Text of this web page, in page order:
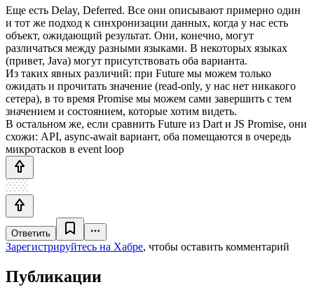
Еще есть Delay, Deferred. Все они описывают примерно один
и тот же подход к синхронизации данных, когда у нас есть
объект, ожидающий результат. Они, конечно, могут
различаться между разными языками. В некоторых языках
(привет, Java) могут присутствовать оба варианта.
Из таких явных различий: при Future мы можем только
ожидать и прочитать значение (read-only, у нас нет никакого
сетера), в то время Promise мы можем сами завершить с тем
значением и состоянием, которые хотим видеть.
В остальном же, если сравнить Future из Dart и JS Promise, они
схожи: API, async-await вариант, оба помещаются в очередь
микротасков в event loop
Ответить
Зарегистрируйтесь на Хабре, чтобы оставить комментарий
Публикации